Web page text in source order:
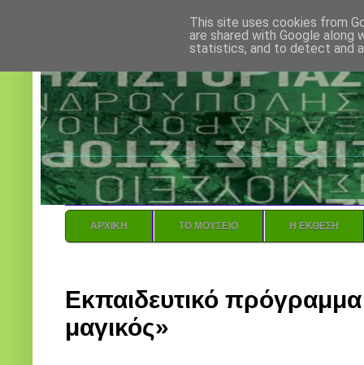
ΑΡΧΙΚΗ ΤΟ ΜΟΥΣΕΙΟ H ΕΚΘΕΣΗ
Εκπαιδευτικό
μαγικός»
This site uses cookies from
are shared with Google
statistics, and to detect and